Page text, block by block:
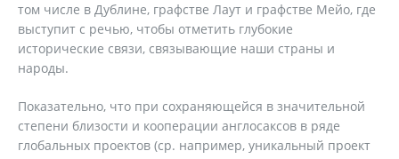
том числе в Дублине, графстве Лаут и графстве Мейо, где
выступит с речью, чтобы отметить глубокие
исторические связи, связывающие наши страны и
народы.
Показательно, что при сохраняющейся в значительной
степени близости и кооперации англосаксов в ряде
глобальных проектов (ср. например, уникальный проект